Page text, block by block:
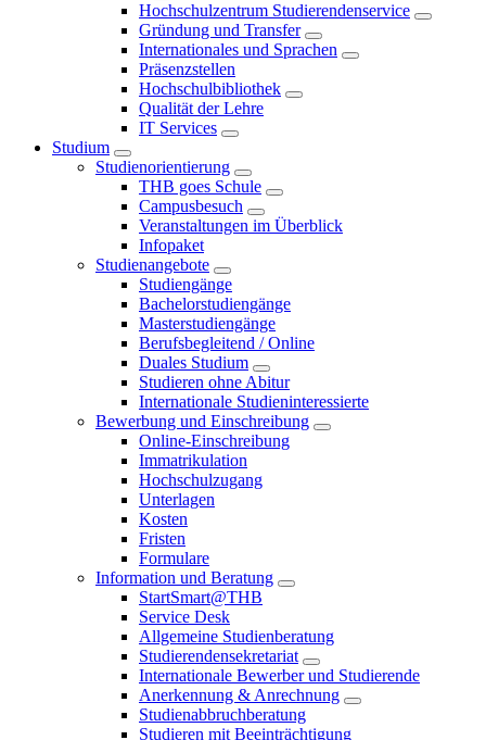
Hochschulzentrum Studierendenservice
Gründung und Transfer
Internationales und Sprachen
Präsenzstellen
Hochschulbibliothek
Qualität der Lehre
IT Services
Studium
Studienorientierung
THB goes Schule
Campusbesuch
Veranstaltungen im Überblick
Infopaket
Studienangebote
Studiengänge
Bachelorstudiengänge
Masterstudiengänge
Berufsbegleitend / Online
Duales Studium
Studieren ohne Abitur
Internationale Studieninteressierte
Bewerbung und Einschreibung
Online-Einschreibung
Immatrikulation
Hochschulzugang
Unterlagen
Kosten
Fristen
Formulare
Information und Beratung
StartSmart@THB
Service Desk
Allgemeine Studienberatung
Studierendensekretariat
Internationale Bewerber und Studierende
Anerkennung & Anrechnung
Studienabbruchberatung
Studieren mit Beeinträchtigung